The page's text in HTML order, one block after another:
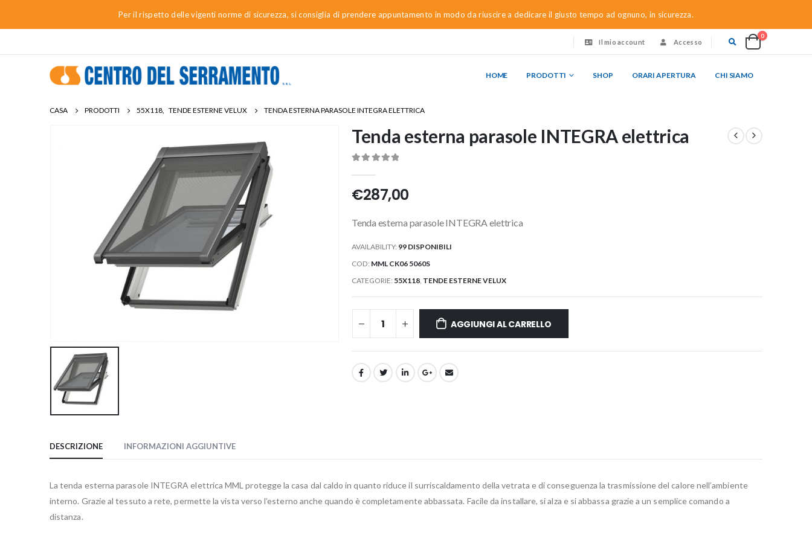
Per il rispetto delle vigenti norme di sicurezza, si consiglia di prendere appuntamento in modo da riuscire a dedicare il giusto tempo ad ognuno, in sicurezza.
Il mio account Accesso
0
HOME PRODOTTI SHOP ORARI APERTURA CHI SIAMO
CASA PRODOTTI 55X118, TENDE ESTERNE VELUX TENDA ESTERNA PARASOLE INTEGRA ELETTRICA
Tenda esterna parasole INTEGRA elettrica
€287,00
Tenda esterna parasole INTEGRA elettrica
AVAILABILITY: 99 DISPONIBILI
COD: MML CK06 5060S
CATEGORIE: 55X118 TENDE ESTERNE VELUX
AGGIUNGI AL CARRELLO
DESCRIZIONE INFORMAZIONI AGGIUNTIVE
La tenda esterna parasole INTEGRA elettrica MML protegge la casa dal caldo in quanto riduce il surriscaldamento della vetrata e di conseguenza la trasmissione del calore nell’ambiente
interno. Grazie al tessuto a rete, permette la vista verso l’esterno anche quando è completamente abbassata. Facile da installare, si alza e si abbassa grazie a un semplice comando a
distanza.